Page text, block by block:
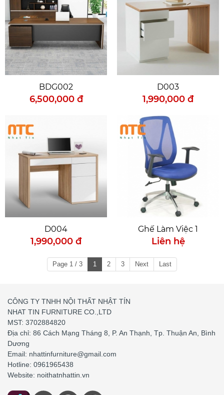
BDG002
6,500,000 đ
D003
1,990,000 đ
D004
1,990,000 đ
Ghế Làm Việc 1
Liên hệ
Page 1 / 3 1 2 3 Next Last
CÔNG TY TNHH NỘI THẤT NHẬT TÍN
NHAT TIN FURNITURE CO.,LTD
MST: 3702884820
Địa chỉ: 86 Cách Mạng Tháng 8, P. An Thạnh, Tp. Thuận An, Bình
Dương
Email: nhattinfurniture@gmail.com
Hotline: 0961965438
Website: noithatnhattin.vn
Văn Phòng ACFC - KCN Tân Đông Hiệp Bình
KCN Tân Đông Hiệp - Bình Dương
Nhà Phố KDC Hiệp Thành
Khu đô thị Đông Tăng Long, TP Thủ Đức
Nội Thất Chung Cư Hiện Đại
Decor Shop Trung Hoa - New City HCM
Nội Thất Biệt Thự Mini Trang Nhã, Phường Thuận